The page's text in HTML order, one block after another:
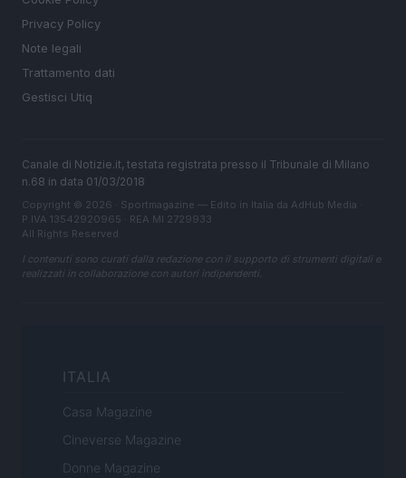
Privacy Policy
Note legali
Trattamento dati
Gestisci Utiq
Canale di Notizie.it, testata registrata presso il Tribunale di Milano
n.68 in data 01/03/2018
Copyright © 2026 · Sportmagazine — Edito in Italia da AdHub Media
P.IVA 13542920965 · REA MI 2729933
All Rights Reserved
I contenuti sono curati dalla redazione con il supporto di strumenti digitali e
realizzati in collaborazione con autori indipendenti.
ITALIA
Casa Magazine
Cineverse Magazine
Donne Magazine